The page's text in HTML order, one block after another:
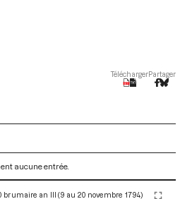
TéléchargerPartager
aucune entrée.
brumaire an III (9 au 20 novembre 1794)